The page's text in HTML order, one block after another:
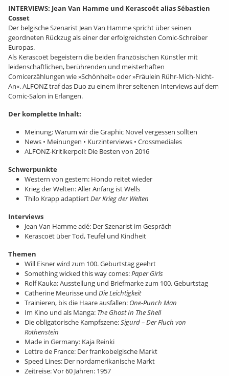
INTERVIEWS: Jean Van Hamme und Kerascoët alias Sébastien
Cosset
Der belgische Szenarist Jean Van Hamme spricht über seinen
geordneten Rückzug als einer der erfolgreichsten Comic-Schreiber
Europas.
Als Kerascoët begeistern die beiden französischen Künstler mit
leidenschaftlichen, berührenden und meisterhaften
Comicerzählungen wie »Schönheit« oder »Fräulein Rühr-Mich-Nicht-
An«. ALFONZ traf das Duo zu einem ihrer seltenen Interviews auf dem
Comic-Salon in Erlangen.
Der komplette Inhalt:
Meinung: Warum wir die Graphic Novel vergessen sollten
News • Meinungen • Kurzinterviews • Crossmediales
ALFONZ-Kritikerpoll: Die Besten von 2016
Schwerpunkte
Western von gestern: Hondo reitet wieder
Krieg der Welten: Aller Anfang ist Wells
Thilo Krapp adaptiertDer Krieg der Welten
Interviews
Jean Van Hamme adé: Der Szenarist im Gespräch
Kerascoët über Tod, Teufel und Kindheit
Themen
Will Eisner wird zum 100. Geburtstag geehrt
Something wicked this way comes:Paper Girls
Rolf Kauka: Ausstellung und Briefmarke zum 100. Geburtstag
Catherine Meurisse und Die Leichtigkeit
Trainieren, bis die Haare ausfallen: One-Punch Man
Im Kino und als Manga: The Ghost In The Shell
Die obligatorische Kampfszene:Sigurd – Der Fluch von
Rothenstein
Made in Germany: Kaja Reinki
Lettre de France: Der frankobelgische Markt
Speed Lines: Der nordamerikanische Markt
Zeitreise: Vor 60 Jahren: 1957